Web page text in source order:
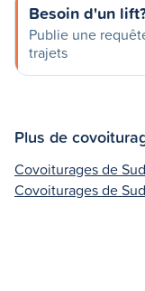
Besoin d'un
Publie une
trajets
Plus de
Covoiturages de
Covoiturages de